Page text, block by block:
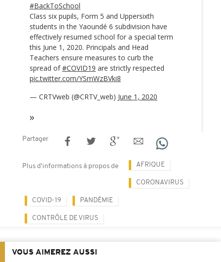
#BackToSchool
Class six pupils, Form 5 and Uppersixth
students in the Yaoundé 6 subdivision have
effectively resumed school for a special term
this June 1, 2020. Principals and Head
Teachers ensure measures to curb the
spread of#COVID19 are strictly respected
pic.twitter.com/YSmWzBVki8
— CRTVweb (@CRTV_web) June 1, 2020
Partager
Plus d'informations à propos de AFRIQUE
CORONAVIRUS
COVID-19 PANDÉMIE
CONTRÔLE DE VIRUS
VOUS AIMEREZ AUSSI